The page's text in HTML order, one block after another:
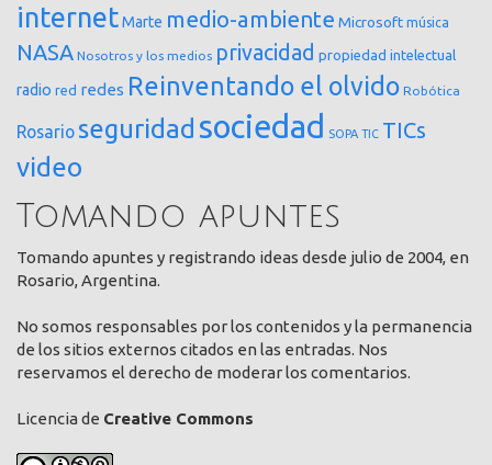
internetMarte medio-ambiente Microsoft música
NASA Nosotros y los medios privacidad propiedad intelectual
radio red redes Reinventando el olvido Robótica
Rosario seguridad sociedad SOPA TIC TICs
video
Tomando apuntes
Tomando apuntes y registrando ideas desde julio de 2004, en
Rosario, Argentina.
No somos responsables por los contenidos y la permanencia
de los sitios externos citados en las entradas. Nos
reservamos el derecho de moderar los comentarios.
Licencia de Creative Commons